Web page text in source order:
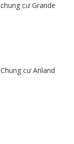
cư Grande
cư Anland